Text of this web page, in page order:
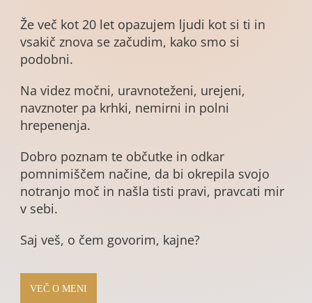
Že več kot 20 let opazujem ljudi kot si ti in
vsakič znova se začudim, kako smo si
podobni.
Na videz močni, uravnoteženi, urejeni,
navznoter pa krhki, nemirni in polni
hrepenenja.
Dobro poznam te občutke in odkar
pomnimiščem načine, da bi okrepila svojo
notranjo moč in našla tisti pravi, pravcati mir
v sebi.
Saj veš, o čem govorim, kajne?
VEČ O MENI